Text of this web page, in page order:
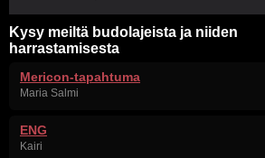
Kysy meiltä budolajeista ja niiden
harrastamisesta
Mericon-tapahtuma
Maria Salmi
ENG
Kairi